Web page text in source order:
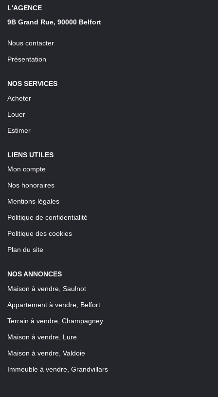
Confiez-Nous La Recherche De Votre Location
L'AGENCE
9B Grand Rue, 90000 Belfort
Nous contacter
Présentation
NOS SERVICES
Acheter
Louer
Estimer
LIENS UTILES
Mon compte
Nos honoraires
Mentions légales
Politique de confidentialité
Politique des cookies
Plan du site
NOS ANNONCES
Maison à vendre, Saulnot
Appartement à vendre, Belfort
Terrain à vendre, Champagney
Maison à vendre, Lure
Maison à vendre, Valdoie
Immeuble à vendre, Grandvillars